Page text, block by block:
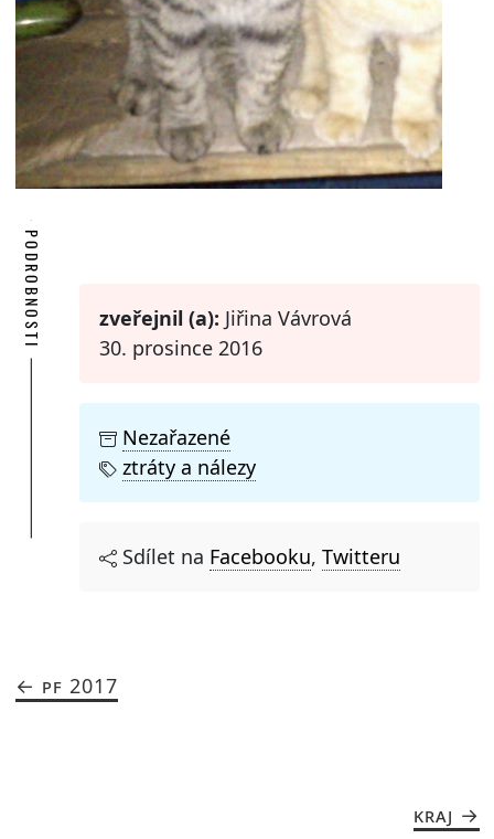
PODROBNOSTI zveřejnil (a): Jiřina Vávrová
30. prosince 2016
Nezařazené
ztráty a nálezy
Sdílet na Facebooku, Twitteru
PF 2017
KRAJ